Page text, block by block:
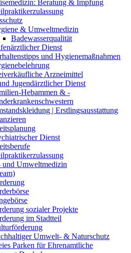
Beratung & Impfung
& Umweltmedizin
Badewasserqualität
Dienst
und Hygienemaßnahmen
Arzneimittel
Jugendärztlicher Dienst
Hebammen & -
| Erstlingsausstattung
Dienst
und Umweltmedizin
sozialer Projekte
im Stadtteil
Umwelt- & Naturschutz
Parken für Ehrenamtliche